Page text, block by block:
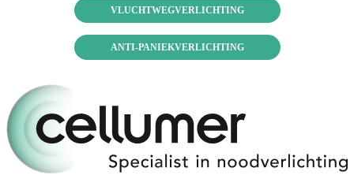
VLUCHTWEGVERLICHTING
ANTI-PANIEKVERLICHTING